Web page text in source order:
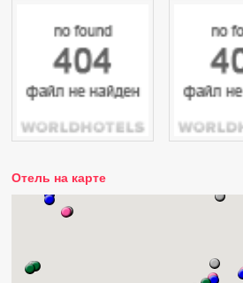
Отель на карте